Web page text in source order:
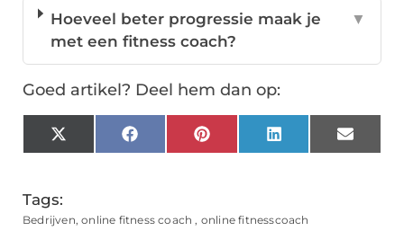
Hoeveel beter progressie maak je
met een fitness coach?
▼
Goed artikel? Deel hem dan op:
X
(Twitter)
FacebookPinterestLinkedInEmail
Tags:
Bedrijven,online fitness coach , online fitnesscoach